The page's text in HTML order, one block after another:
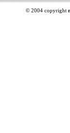
© 2004 copyright